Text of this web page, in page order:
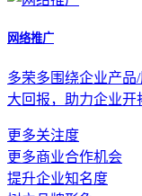
网络推广
多荣多围绕企业产品
大回报，助力企业
更多关注度
更多商业合作机会
提升企业知名度